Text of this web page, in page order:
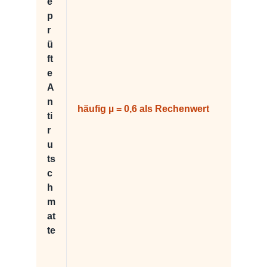
p
r
ü
ft
e
A
n
ti
r
u
ts
c
h
m
at
te
häufig µ = 0,6 als Rechenwert